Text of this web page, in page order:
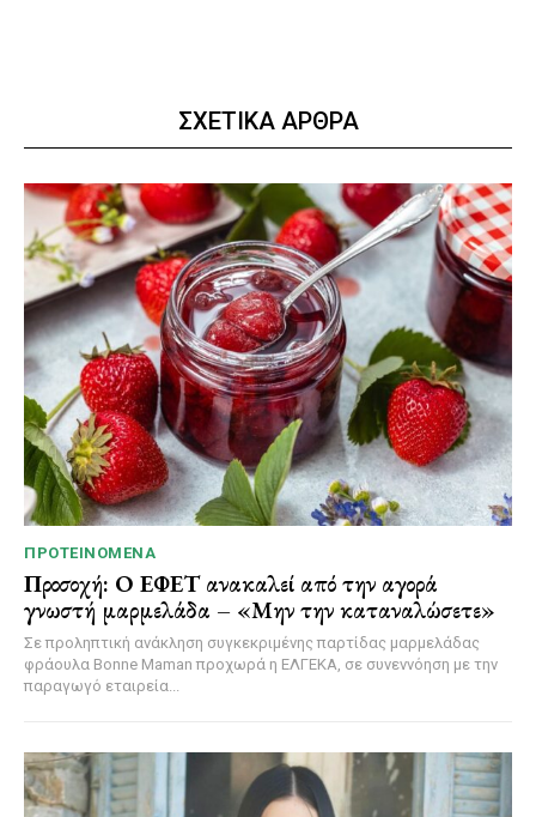
ΣΧΕΤΙΚΑ ΑΡΘΡΑ
ΠΡΟΤΕΙΝΌΜΕΝΑ
Προσοχή: Ο ΕΦΕΤ ανακαλεί από την αγορά
γνωστή μαρμελάδα – «Μην την καταναλώσετε»
Σε προληπτική ανάκληση συγκεκριμένης παρτίδας μαρμελάδας
φράουλα Bonne Maman προχωρά η ΕΛΓΕΚΑ, σε συνεννόηση με την
παραγωγό εταιρεία...